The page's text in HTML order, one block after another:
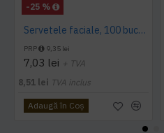
-25 %
Servetele faciale, 100 bucati / pachet, Tork
PRP 9,35 lei
7,03 lei + TVA
8,51 lei TVA inclus
Adaugă în Coş